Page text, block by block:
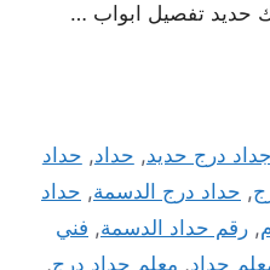
حديد تفصيل ابواب …
جداد درج حديد, حداد, حداد
, حداد درج الدسمة, حداد
, رقم حداد الدسمة, فني
حداد, معلم حداد درج,